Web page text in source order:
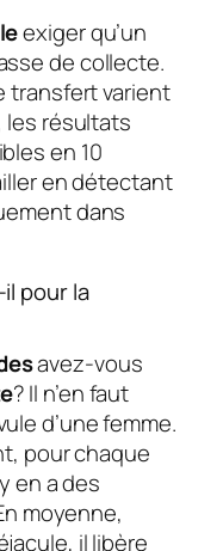
exiger qu’un
de collecte.
transfert varient
les résultats
en 10
en détectant
dans
pour la
avez-vous
? Il n’en faut
d’une femme.
pour chaque
en a des
moyenne,
il libère